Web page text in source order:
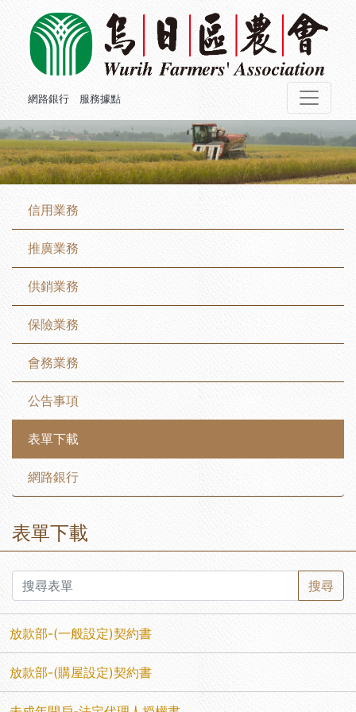
網路銀行 服務據點
信用業務
推廣業務
供銷業務
保險業務
會務業務
公告事項
表單下載
網路銀行
表單下載
放款部-(一般設定)契約書
放款部-(購屋設定)契約書